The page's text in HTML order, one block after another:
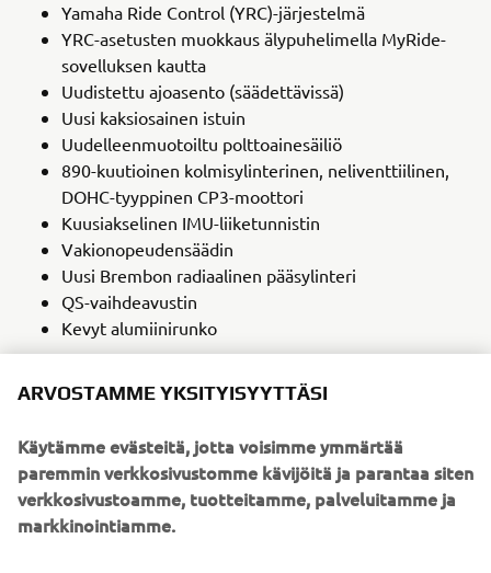
Yamaha Ride Control (YRC)-järjestelmä
YRC-asetusten muokkaus älypuhelimella MyRide-
sovelluksen kautta
Uudistettu ajoasento (säädettävissä)
Uusi kaksiosainen istuin
Uudelleenmuotoiltu polttoainesäiliö
890-kuutioinen kolmisylinterinen, neliventtiilinen,
DOHC-tyyppinen CP3-moottori
Kuusiakselinen IMU-liiketunnistin
Vakionopeudensäädin
Uusi Brembon radiaalinen pääsylinteri
QS-vaihdeavustin
Kevyt alumiinirunko
LUE LISÄÄ
ARVOSTAMME YKSITYISYYTTÄSI
Käytämme evästeitä, jotta voisimme ymmärtää
paremmin verkkosivustomme kävijöitä ja parantaa siten
verkkosivustoamme, tuotteitamme, palveluitamme ja
markkinointiamme.